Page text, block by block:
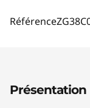
Référence
Présentation